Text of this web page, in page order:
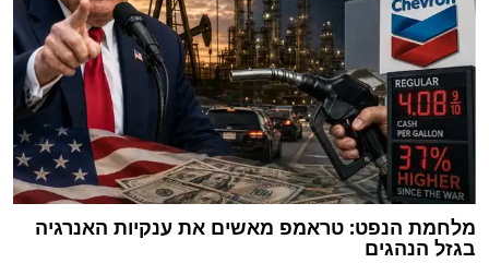
מלחמת הנפט: טראמפ מאשים את ענקיות האנרגיה
בגזל הנהגים